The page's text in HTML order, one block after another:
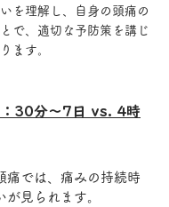
を理解し、自身の頭痛の
で、適切な予防策を講じ
ます。
：30分～7日 vs. 4時
痛では、痛みの持続時
見られます。